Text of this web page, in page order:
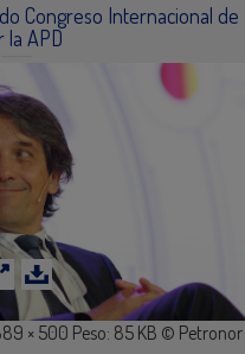
Congreso Internacional de
la APD
× 500 Peso: 85 KB © Petronor